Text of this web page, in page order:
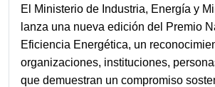
El Ministerio de Industria, Energía y
lanza una nueva edición del Premio
Eficiencia Energética, un
organizaciones, instituciones,
que demuestran un compromiso